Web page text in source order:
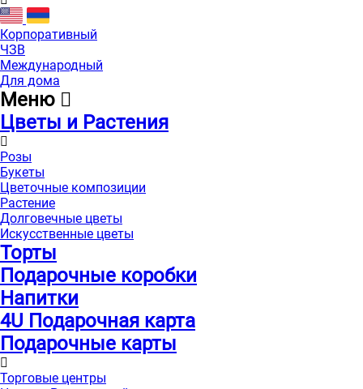
Корпоративный
ЧЗВ
Международный
Для дома
Меню
Цветы и Растения
Розы
Букеты
Цветочные композиции
Растение
Долговечные цветы
Искусственные цветы
Торты
Подарочные коробки
Напитки
4U Подарочная карта
Подарочные карты
Торговые центры